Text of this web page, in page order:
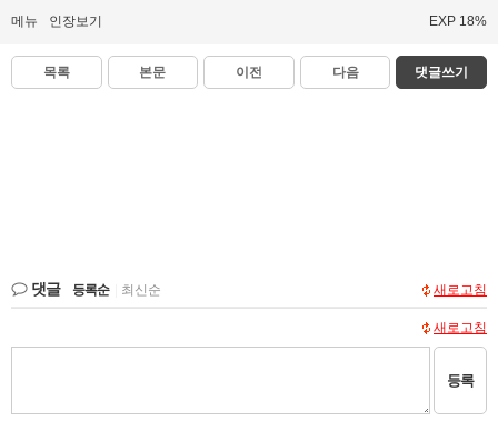
메뉴 인장보기 EXP 18%
목록 본문 이전 다음 댓글쓰기
댓글 등록순 최신순 새로고침
새로고침
등록